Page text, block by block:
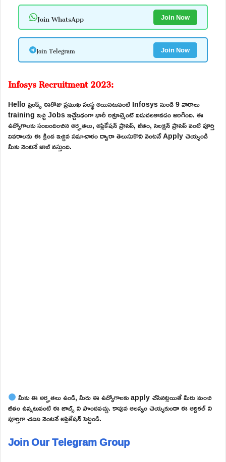
Join WhatsApp Join Now
Join Telegram Join Now
Infosys Recruitment 2023:
Hello ఫ్రెండ్స్ ఈరోజు ప్రముఖ సంస్థ అయినటువంటి Infosys నుండి 9 వారాలు
training ఇచ్చి Jobs ఇచ్చేవిధంగా భారీ రిక్రూట్మెంట్ విడుదలకావడం జరిగింది. ఈ
ఉద్యోగాలకు సంబందించిన అర్హతలు, అప్లికేషన్ ప్రాసెస్, జీతం, సెలక్షన్ ప్రాసెస్ వంటి పూర్తి
వివరాలను ఈ క్రింద ఇచ్చిన సమాచారం ద్వారా తెలుసుకొని వెంటనే Apply చెయ్యండి
మీకు వెంటనే జాబ్ వస్తుంది.
మీకు ఈ అర్హతలు ఉండి, మీరు ఈ ఉద్యోగాలకు apply చేసినట్లయితే మీరు మంచి
జీతం ఉన్నటువంటి ఈ జాబ్స్ ని పొందవచ్చు. కావున ఆలస్యం చెయ్యకుండా ఈ ఆర్టికల్ ని
పూర్తిగా చదివి వెంటనే అప్లికేషన్ పెట్టండి.
Join Our Telegram Group